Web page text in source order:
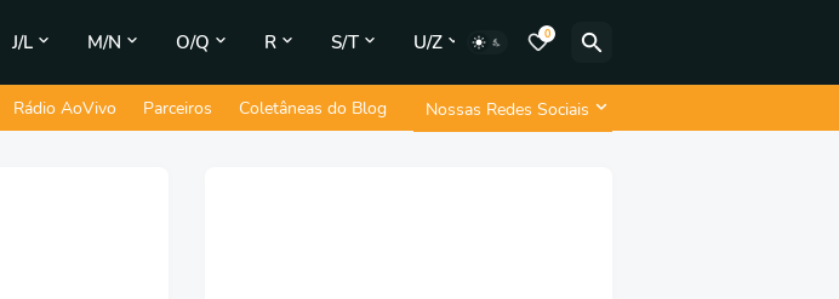
J/L M/N O/Q R S/T U/Z 0
Rádio AoVivo Parceiros Coletâneas do Blog Nossas Redes Sociais